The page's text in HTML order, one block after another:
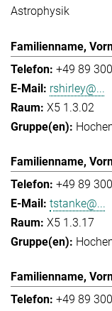
Astrophysik
+49 89
rshirley@...
X5 1.3.02
+49 89
tstanke@...
X5 1.3.17
+49 89